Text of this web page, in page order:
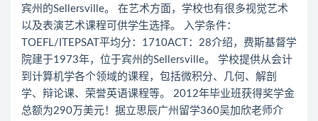
宾州的Sellersville。 在艺术方面，学校也有很多视觉艺术
以及表演艺术课程可供学生选择。 入学条件：
TOEFL/ITEPSAT平均分：1710ACT：28介绍，费斯基督学
院建于1973年，位于宾州的Sellersville。 学校提供从会计
到计算机学各个领域的课程，包括微积分、几何、解剖
学、辩论课、荣誉英语课程等。 2012年毕业班获得奖学金
总额为290万美元！据立思辰广州留学360吴加欣老师介